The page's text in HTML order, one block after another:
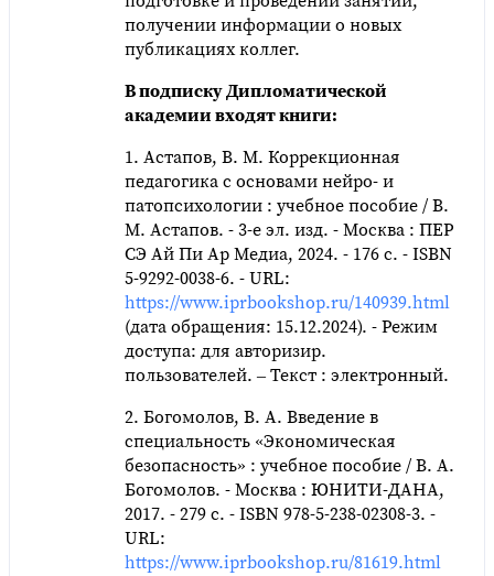
получении информации о новых
публикациях коллег.
В подписку Дипломатической
академии входят книги:
1. Астапов, В. М. Коррекционная
педагогика с основами нейро- и
патопсихологии : учебное пособие / В.
М. Астапов. - 3-е эл. изд. - Москва : ПЕР
СЭ Ай Пи Ар Медиа, 2024. - 176 c. - ISBN
5-9292-0038-6. - URL:
https://www.iprbookshop.ru/140939.html
(дата обращения: 15.12.2024). - Режим
доступа: для авторизир.
пользователей. – Текст : электронный.
2. Богомолов, В. А. Введение в
специальность «Экономическая
безопасность» : учебное пособие / В. А.
Богомолов. - Москва : ЮНИТИ-ДАНА,
2017. - 279 c. - ISBN 978-5-238-02308-3. -
URL:
https://www.iprbookshop.ru/81619.html